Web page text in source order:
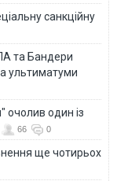
санкційну
та Бандери
ультиматуми
очолив один із
66 0
ще чотирьох